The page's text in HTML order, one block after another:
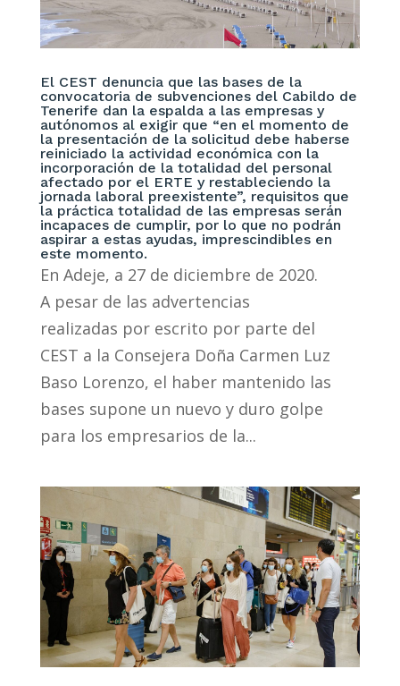
El CEST denuncia que las bases de la
convocatoria de subvenciones del Cabildo de
Tenerife dan la espalda a las empresas y
autónomos al exigir que “en el momento de
la presentación de la solicitud debe haberse
reiniciado la actividad económica con la
incorporación de la totalidad del personal
afectado por el ERTE y restableciendo la
jornada laboral preexistente”, requisitos que
la práctica totalidad de las empresas serán
incapaces de cumplir, por lo que no podrán
aspirar a estas ayudas, imprescindibles en
este momento.
En Adeje, a 27 de diciembre de 2020.
A pesar de las advertencias
realizadas por escrito por parte del
CEST a la Consejera Doña Carmen Luz
Baso Lorenzo, el haber mantenido las
bases supone un nuevo y duro golpe
para los empresarios de la...